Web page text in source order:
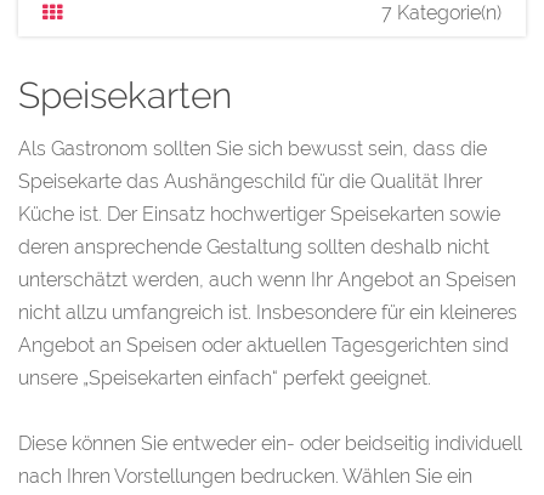
7 Kategorie(n)
Speisekarten
Als Gastronom sollten Sie sich bewusst sein, dass die
Speisekarte das Aushängeschild für die Qualität Ihrer
Küche ist. Der Einsatz hochwertiger Speisekarten sowie
deren ansprechende Gestaltung sollten deshalb nicht
unterschätzt werden, auch wenn Ihr Angebot an Speisen
nicht allzu umfangreich ist. Insbesondere für ein kleineres
Angebot an Speisen oder aktuellen Tagesgerichten sind
unsere „Speisekarten einfach“ perfekt geeignet.
​Diese können Sie entweder ein- oder beidseitig individuell
nach Ihren Vorstellungen bedrucken. Wählen Sie ein